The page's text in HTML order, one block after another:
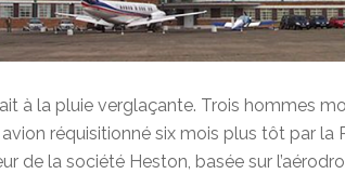
à la pluie verglaçante. Trois hommes
réquisitionné six mois plus tôt par la
de la société Heston, basée sur